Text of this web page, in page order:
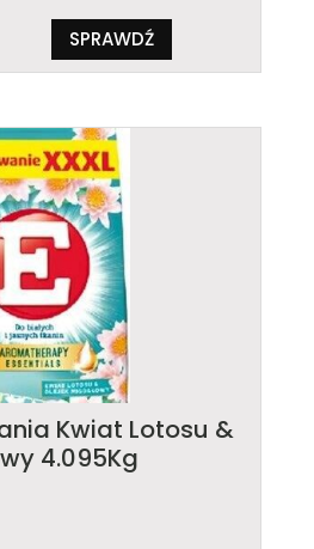
SPRAWDŹ
Kwiat Lotosu &
4.095Kg